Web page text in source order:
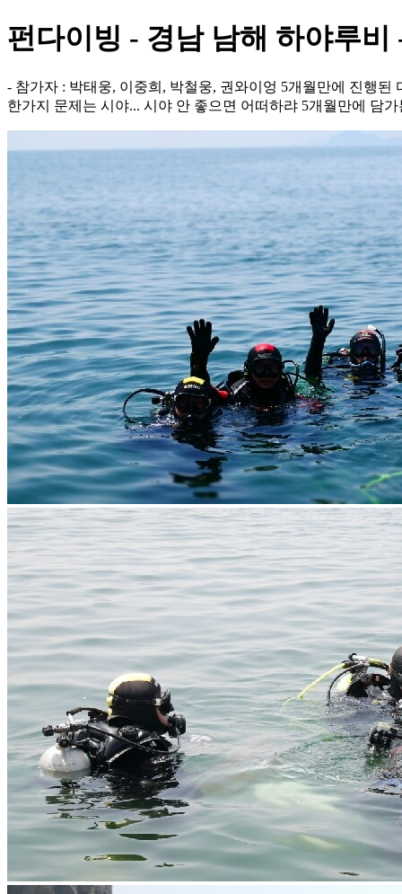
펀다이빙 - 경남 남해 하야루비
- 참가자 : 박태웅, 이중희, 박철웅, 권와이엉 5개월만에 진행
한가지 문제는 시야... 시야 안 좋으면 어떠하랴 5개월만에 담